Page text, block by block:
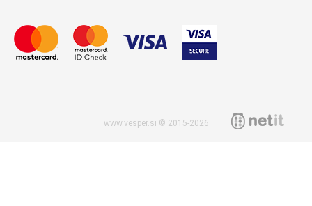
www.vesper.si © 2015-2026